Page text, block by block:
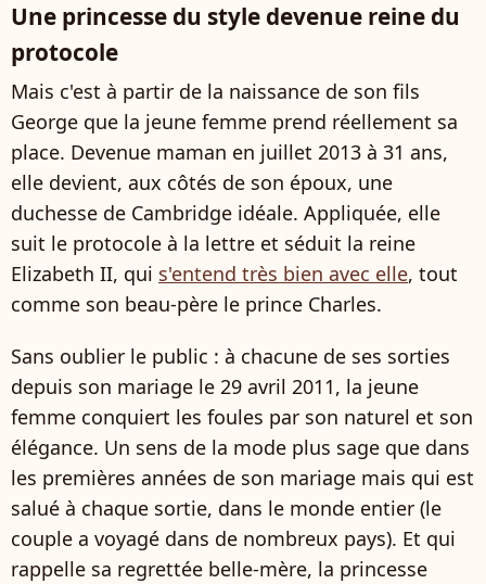
Une princesse du style devenue reine du
protocole
Mais c'est à partir de la naissance de son fils
George que la jeune femme prend réellement sa
place. Devenue maman en juillet 2013 à 31 ans,
elle devient, aux côtés de son époux, une
duchesse de Cambridge idéale. Appliquée, elle
suit le protocole à la lettre et séduit la reine
Elizabeth II, qui s'entend très bien avec elle, tout
comme son beau-père le prince Charles.
Sans oublier le public : à chacune de ses sorties
depuis son mariage le 29 avril 2011, la jeune
femme conquiert les foules par son naturel et son
élégance. Un sens de la mode plus sage que dans
les premières années de son mariage mais qui est
salué à chaque sortie, dans le monde entier (le
couple a voyagé dans de nombreux pays). Et qui
rappelle sa regrettée belle-mère, la princesse